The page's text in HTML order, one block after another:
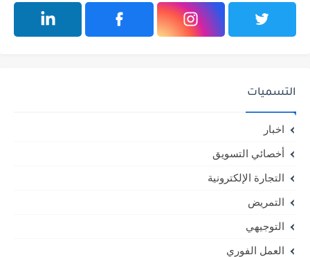
التسميات
اخبار
أخصائي التسويق
التجارة الإلكترونية
التمريض
التوجيهي
العمل الفوري